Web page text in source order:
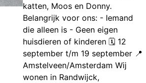
katten, Moos en Donny.
Belangrijk voor ons: - Iemand
die alleen is - Geen eigen
huisdieren of kinderen 🗓️ 12
september t/m 19 september 📍
Amstelveen/Amsterdam Wij
wonen in Randwijck,